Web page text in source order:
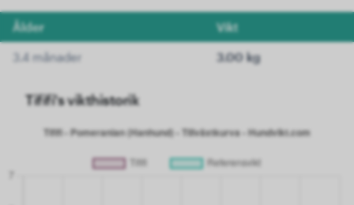
Ålder Vikt
3.4 månader 3.00 kg
Tififi's vikthistorik